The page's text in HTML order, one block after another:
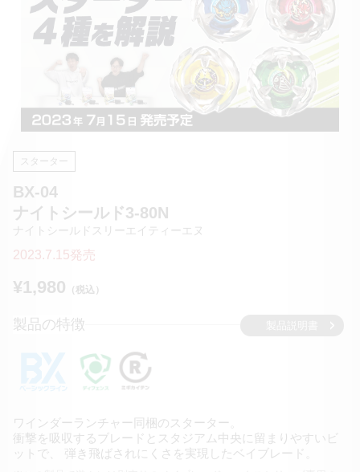
スターター
BX-04
ナイトシールド3-80N
ナイトシールドスリーエイティーエヌ
2023.7.15発売
¥1,980 （税込）
製品の特徴
ワインダーランチャー同梱のスターター。
衝撃を吸収するブレードとスタジアム中央に留まりやすいビ
ットで、
弾き飛ばされにくさを実現したベイブレード。